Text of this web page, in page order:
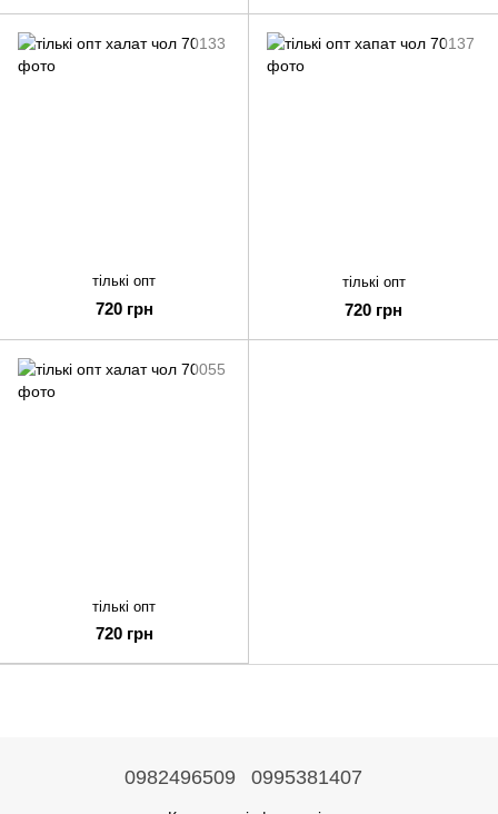
тількі опт
720 грн
тількі опт
720 грн
тількі опт
720 грн
0982496509 0995381407